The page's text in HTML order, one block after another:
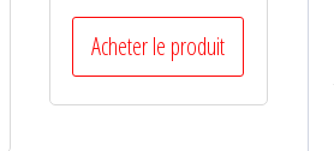
Acheter le produit